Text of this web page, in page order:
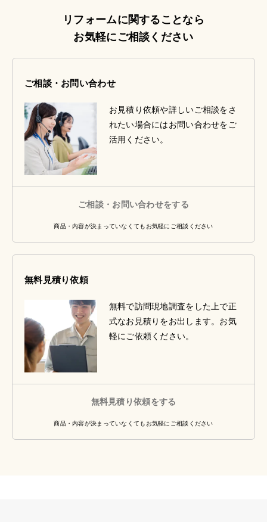
リフォームに関することなら
お気軽にご相談ください
ご相談・お問い合わせ
お見積り依頼や詳しいご相談をさ
れたい場合にはお問い合わせをご
活用ください。
ご相談・お問い合わせをする
商品・内容が決まっていなくてもお気軽にご相談ください
無料見積り依頼
無料で訪問現地調査をした上で正
式なお見積りをお出します。お気
軽にご依頼ください。
無料見積り依頼をする
商品・内容が決まっていなくてもお気軽にご相談ください